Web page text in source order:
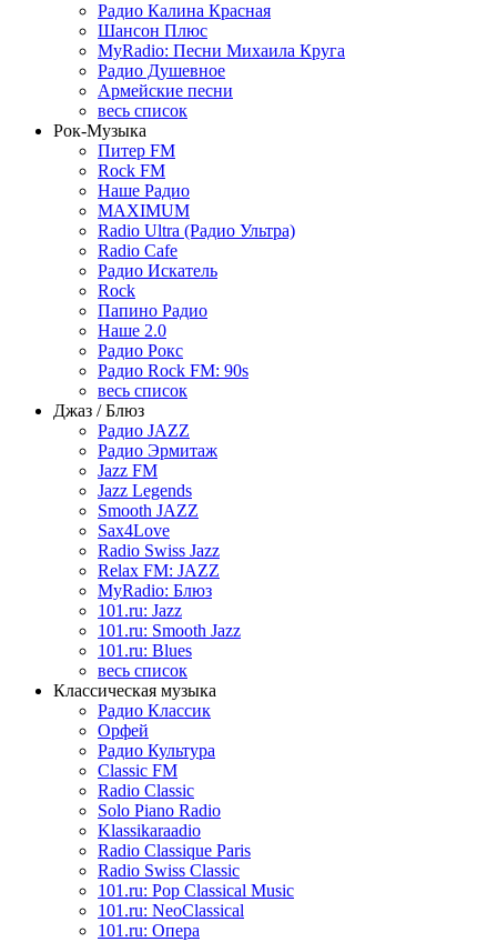
Радио Калина Красная
Шансон Плюс
MyRadio: Песни Михаила Круга
Радио Душевное
Армейские песни
весь список
Рок-Музыка
Питер FM
Rock FM
Наше Радио
MAXIMUM
Radio Ultra (Радио Ультра)
Radio Cafe
Радио Искатель
Rock
Папино Радио
Наше 2.0
Радио Рокс
Радио Rock FM: 90s
весь список
Джаз / Блюз
Радио JAZZ
Радио Эрмитаж
Jazz FM
Jazz Legends
Smooth JAZZ
Sax4Love
Radio Swiss Jazz
Relax FM: JAZZ
MyRadio: Блюз
101.ru: Jazz
101.ru: Smooth Jazz
101.ru: Blues
весь список
Классическая музыка
Радио Классик
Орфей
Радио Культура
Classic FM
Radio Classic
Solo Piano Radio
Klassikaraadio
Radio Classique Paris
Radio Swiss Classic
101.ru: Pop Classical Music
101.ru: NeoClassical
101.ru: Опера